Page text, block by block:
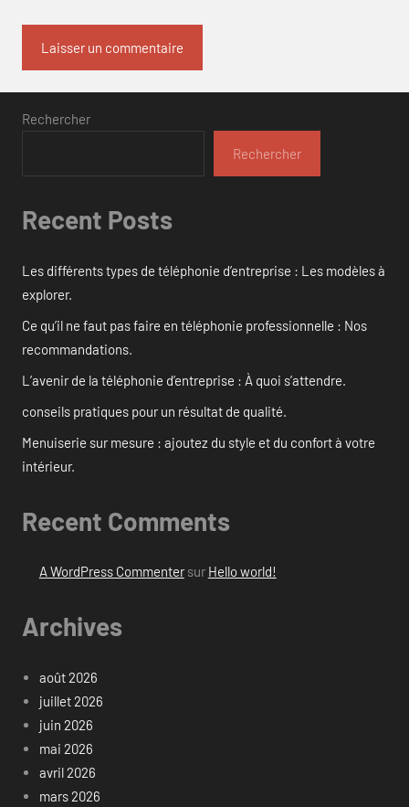
Rechercher
Rechercher
Recent Posts
Les différents types de téléphonie d’entreprise : Les modèles à
explorer.
Ce qu’il ne faut pas faire en téléphonie professionnelle : Nos
recommandations.
L’avenir de la téléphonie d’entreprise : À quoi s’attendre.
conseils pratiques pour un résultat de qualité.
Menuiserie sur mesure : ajoutez du style et du confort à votre
intérieur.
Recent Comments
A WordPress Commentersur Hello world!
Archives
août 2026
juillet 2026
juin 2026
mai 2026
avril 2026
mars 2026